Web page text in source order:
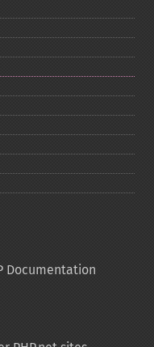
Documentation